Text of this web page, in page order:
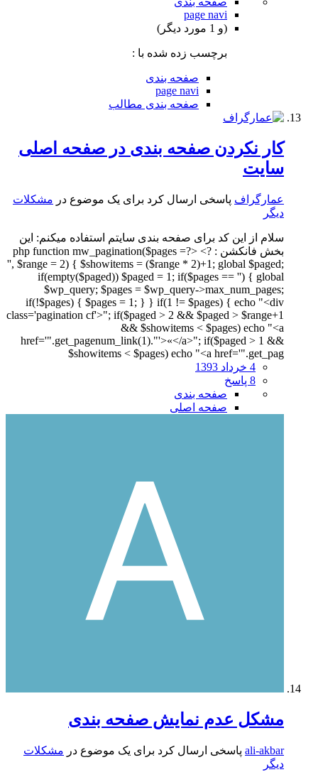
page navi
(و 1 مورد دیگر)
برچسب زده شده با :
صفحه بندی
page navi
صفحه بندی مطالب
کار نکردن صفحه بندی در صفحه اصلی
سایت
عمارگراف پاسخی ارسال کرد برای یک موضوع در مشکلات
دیگر
سلام از این کد برای صفحه بندی سایتم استفاده میکنم: این
بخش فانکشن : ?> <?php function mw_pagination($pages =
'', $range = 2) { $showitems = ($range * 2)+1; global $paged;
if(empty($paged)) $paged = 1; if($pages == '') { global
$wp_query; $pages = $wp_query->max_num_pages;
if(!$pages) { $pages = 1; } } if(1 != $pages) { echo "<div
class='pagination cf'>"; if($paged > 2 && $paged > $range+1
&& $showitems < $pages) echo "<a
href='".get_pagenum_link(1)."'>«</a>"; if($paged > 1 &&
$showitems < $pages) echo "<a href='".get_pag
4 خرداد 1393
8 پاسخ
صفحه بندی
صفحه اصلی
مشکل عدم نمایش صفحه بندی
ali-akbar پاسخی ارسال کرد برای یک موضوع در مشکلات
دیگر